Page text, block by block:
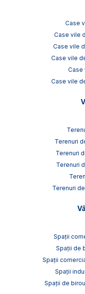
Case
Case vile
Case vile
Case vile
Case
Case vile
Terenuri
Terenuri
Terenuri
Terenuri
Spații
Spații de
Spații
Spații
Spații de